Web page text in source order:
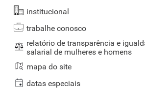
institucional
trabalhe conosco
relatório de transparência e
salarial de mulheres e homens
mapa do site
datas especiais